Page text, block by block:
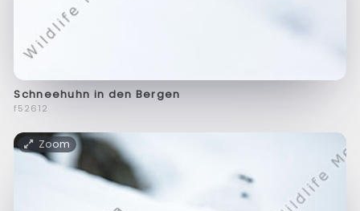
Schneehuhn in den Bergen
f52612
Zoom